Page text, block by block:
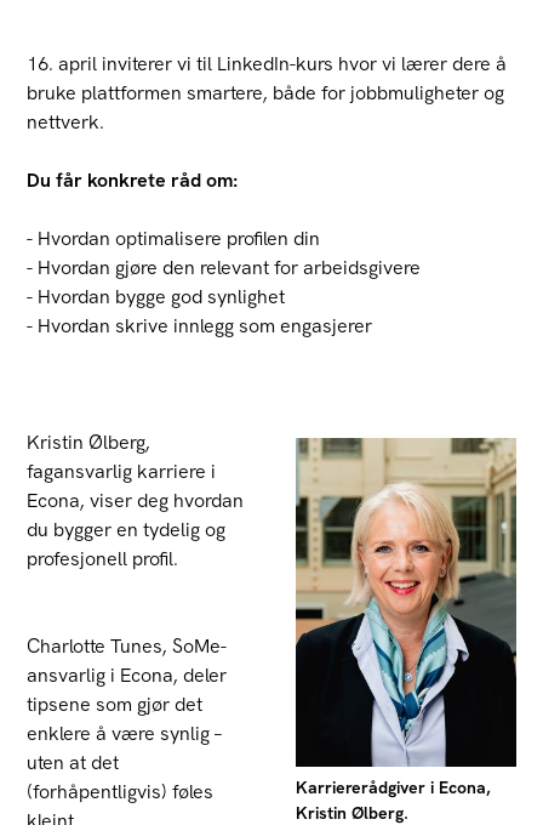
16. april inviterer vi til LinkedIn-kurs hvor vi lærer dere å
bruke plattformen smartere, både for jobbmuligheter og
nettverk.
Du får konkrete råd om:
- Hvordan optimalisere profilen din
- Hvordan gjøre den relevant for arbeidsgivere
- Hvordan bygge god synlighet
- Hvordan skrive innlegg som engasjerer
Karriererådgiver i Econa,
Kristin Ølberg.
Kristin Ølberg,
fagansvarlig karriere i
Econa, viser deg hvordan
du bygger en tydelig og
profesjonell profil.
Charlotte Tunes, SoMe-
ansvarlig i Econa, deler
tipsene som gjør det
enklere å være synlig –
uten at det
(forhåpentligvis) føles